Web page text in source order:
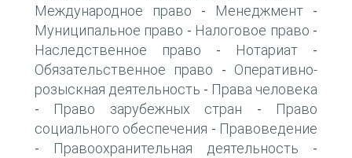
Международное право - Менеджмент -
Муниципальное право - Налоговое право -
Наследственное право - Нотариат -
Обязательственное право - Оперативно-
розыскная деятельность - Права человека
- Право зарубежных стран -
Право
социального обеспечения - Правоведение
- Правоохранительная деятельность -